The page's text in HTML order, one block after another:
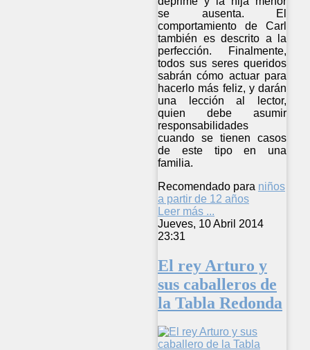
se ausenta. El
comportamiento de Carl
también es descrito a la
perfección. Finalmente,
todos sus seres queridos
sabrán cómo actuar para
hacerlo más feliz, y darán
una lección al lector,
quien debe asumir
responsabilidades
cuando se tienen casos
de este tipo en una
familia.
Recomendado para niños
a partir de 12 años
Leer más ...
Jueves, 10 Abril 2014
23:31
El rey Arturo y
sus caballeros de
la Tabla Redonda